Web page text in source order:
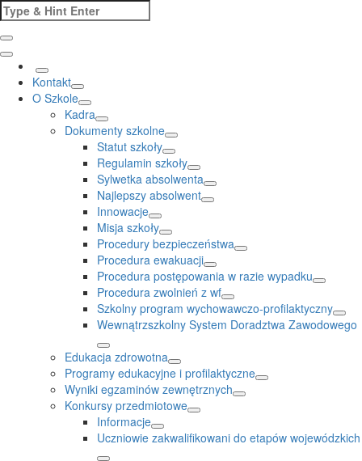
Skip
to
content
Search
for:
Kontakt
O Szkole
Kadra
Dokumenty szkolne
Statut szkoły
Regulamin szkoły
Sylwetka absolwenta
Najlepszy absolwent
Innowacje
Misja szkoły
Procedury bezpieczeństwa
Procedura ewakuacji
Procedura postępowania w razie wypadku
Procedura zwolnień z wf
Szkolny program wychowawczo-profilaktyczny
Wewnątrzszkolny System Doradztwa Zawodowego
Edukacja zdrowotna
Programy edukacyjne i profilaktyczne
Wyniki egzaminów zewnętrznych
Konkursy przedmiotowe
Informacje
Uczniowie zakwalifikowani do etapów wojewódzkich